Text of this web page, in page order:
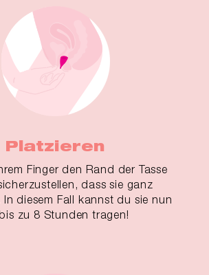
Platzieren
Finger den Rand der Tasse
dass sie ganz
diesem Fall kannst du sie nun
zu 8 Stunden tragen!